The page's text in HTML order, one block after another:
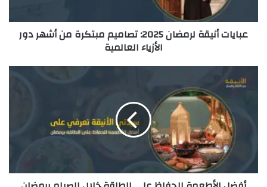
و
عبايات أنيقة لرمضان 2025: تصاميم مبتكرة من أشهر دور
الأزياء العالمية